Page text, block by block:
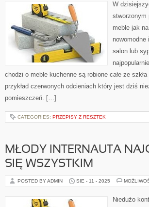
W
stworzonym
meble jak
salon lub
chodzi o meble kuchenne są robione całe ze
przykład czerwonych odcieniach który jest dziś
pomieszczeń. […]
CATEGORIES: PRZEPISY Z RESZTEK
MŁODY INTERNAUTA
SIĘ WSZYSTKIM
POSTED BY ADMIN SIE - 11 - 2025
Niedużo